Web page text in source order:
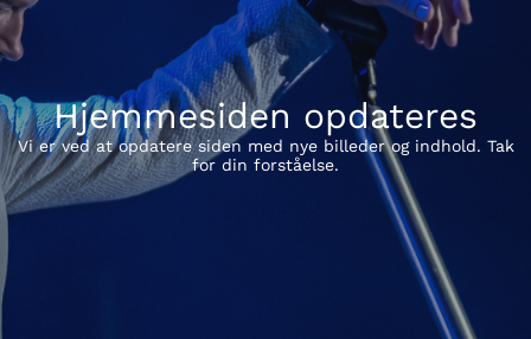
Hjemmesiden opdateres
Vi er ved at opdatere siden med nye billeder og indhold. Tak
for din forståelse.